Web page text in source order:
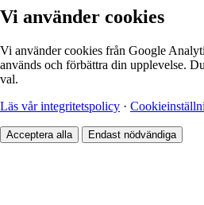
Vi använder cookies
Vi använder cookies från Google
används och förbättra din upplevelse.
val.
Läs vår integritetspolicy ·
Acceptera alla Endast nödvändiga